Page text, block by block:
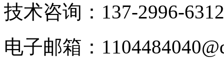
技术咨询：137-2996-6312
电子邮箱：